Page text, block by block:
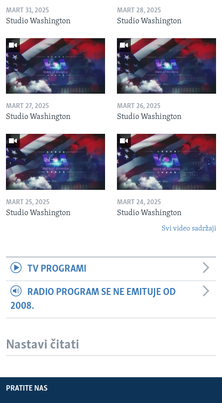
MART 31, 2025
Studio Washington
MART 28, 2025
Studio Washington
MART 27, 2025
Studio Washington
MART 26, 2025
Studio Washington
MART 25, 2025
Studio Washington
MART 24, 2025
Studio Washington
Svi video sadržaji
TV PROGRAMI
RADIO PROGRAM SE NE EMITUJE OD
2008.
Nastavi čitati
PRATITE NAS